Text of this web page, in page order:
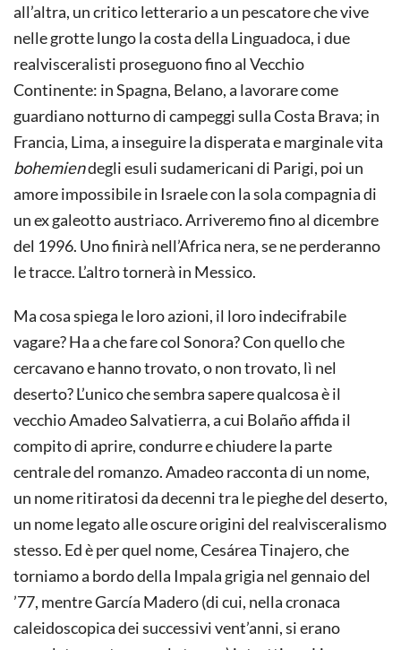
all’altra, un critico letterario a un pescatore che vive
nelle grotte lungo la costa della Linguadoca, i due
realvisceralisti proseguono fino al Vecchio
Continente: in Spagna, Belano, a lavorare come
guardiano notturno di campeggi sulla Costa Brava; in
Francia, Lima, a inseguire la disperata e marginale vita
bohemiendegli esuli sudamericani di Parigi, poi un
amore impossibile in Israele con la sola compagnia di
un ex galeotto austriaco. Arriveremo fino al dicembre
del 1996. Uno finirà nell’Africa nera, se ne perderanno
le tracce. L’altro tornerà in Messico.
Ma cosa spiega le loro azioni, il loro indecifrabile
vagare? Ha a che fare col Sonora? Con quello che
cercavano e hanno trovato, o non trovato, lì nel
deserto? L’unico che sembra sapere qualcosa è il
vecchio Amadeo Salvatierra, a cui Bolaño affida il
compito di aprire, condurre e chiudere la parte
centrale del romanzo. Amadeo racconta di un nome,
un nome ritiratosi da decenni tra le pieghe del deserto,
un nome legato alle oscure origini del realvisceralismo
stesso. Ed è per quel nome, Cesárea Tinajero, che
torniamo a bordo della Impala grigia nel gennaio del
’77, mentre García Madero (di cui, nella cronaca
caleidoscopica dei successivi vent’anni, si erano